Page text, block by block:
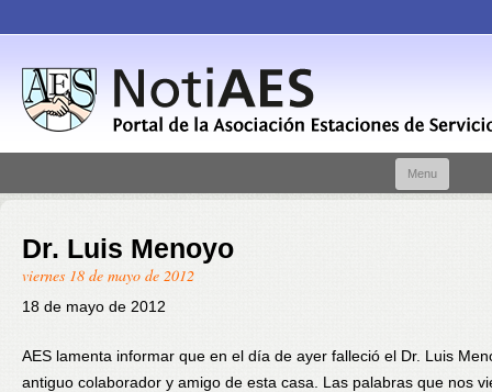
Menu
Dr. Luis Menoyo
viernes 18 de mayo de 2012
18 de mayo de 2012
AES lamenta informar que en el día de ayer falleció el Dr. Luis
antiguo colaborador y amigo de esta casa. Las palabras que nos